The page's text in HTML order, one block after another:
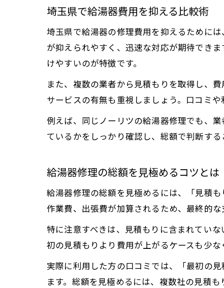
埼玉県で給湯器費用を抑える比較術
埼玉県で給湯器の修理費用を抑えるために
が抑えられやすく、迅速な対応が期待でき
けやすいのが特徴です。
また、複数の業者から見積もりを取得し、
サービスの有無も重視しましょう。口コミ
例えば、同じノーリツの給湯器修理でも、
ているかをしっかり確認し、総額で判断する
給湯器修理の総額を見極めるコツとは
給湯器修理の総額を見極めるには、「見積
作業費、出張費が加算されるため、最終的
特に注意すべきは、見積もりに含まれてい
初の見積もりより費用が上がるケースも少
実際に利用した方の口コミでは、「最初の
ます。総額を見極めるには、複数社の見積